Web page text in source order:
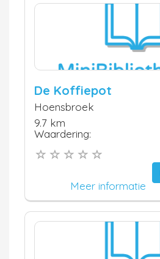
De Koffiepot
Hoensbroek
9.7 km
Waardering:
Meer informatie